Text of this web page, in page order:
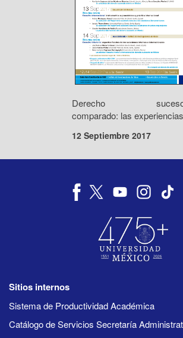
Derecho
comparado: las
12 Septiembre 2017
Sitios internos
Sistema de Productividad Académica
Catálogo de Servicios Secretaría